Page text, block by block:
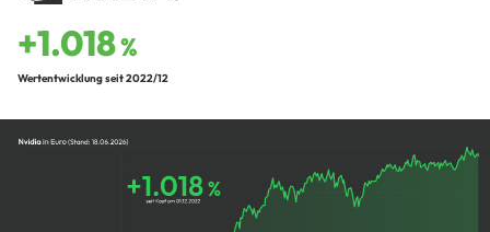
+1.018%
Wertentwicklung seit 2022/12